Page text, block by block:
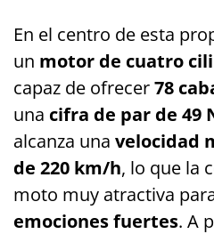
En el centro de esta
un motor de cuatro
capaz de ofrecer78
una cifra de par de 49
alcanza una velocidad
de 220 km/h, lo que la
moto muy atractiva
emociones fuertes. A